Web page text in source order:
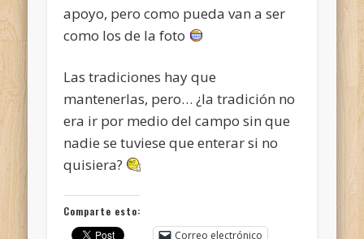
apoyo, pero como pueda van a ser
como los de la foto
Las tradiciones hay que
mantenerlas, pero… ¿la tradición no
era ir por medio del campo sin que
nadie se tuviese que enterar si no
quisiera?
Comparte esto:
Correo electrónico